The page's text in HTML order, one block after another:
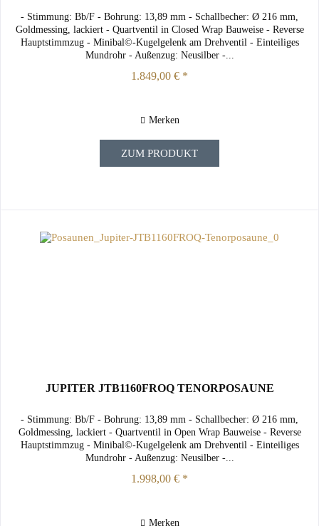
- Stimmung: Bb/F - Bohrung: 13,89 mm - Schallbecher: Ø 216 mm,
Goldmessing, lackiert - Quartventil in Closed Wrap Bauweise - Reverse
Hauptstimmzug - Minibal©-Kugelgelenk am Drehventil - Einteiliges
Mundrohr - Außenzug: Neusilber -...
1.849,00 € *
Merken
ZUM PRODUKT
JUPITER JTB1160FROQ TENORPOSAUNE
- Stimmung: Bb/F - Bohrung: 13,89 mm - Schallbecher: Ø 216 mm,
Goldmessing, lackiert - Quartventil in Open Wrap Bauweise - Reverse
Hauptstimmzug - Minibal©-Kugelgelenk am Drehventil - Einteiliges
Mundrohr - Außenzug: Neusilber -...
1.998,00 € *
Merken